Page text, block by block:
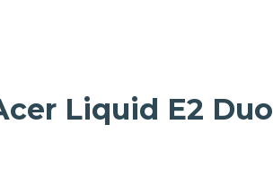
Liquid E2 Duo